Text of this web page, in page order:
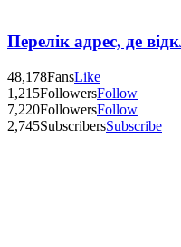
Перелік адрес, де
48,178FansLike
1,215FollowersFollow
7,220FollowersFollow
2,745SubscribersSubscribe